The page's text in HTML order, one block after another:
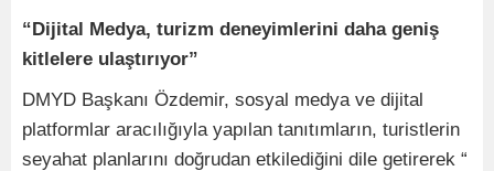
“Dijital Medya, turizm deneyimlerini daha geniş
kitlelere ulaştırıyor”
DMYD Başkanı Özdemir, sosyal medya ve dijital
platformlar aracılığıyla yapılan tanıtımların, turistlerin
seyahat planlarını doğrudan etkilediğini dile getirerek “